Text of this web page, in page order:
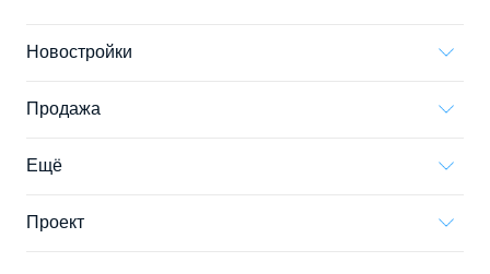
Новостройки
Продажа
Ещё
Проект